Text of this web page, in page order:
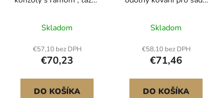
uhlíkovej ocele s
montážnym hardvérom,
súprava otočných konzol
pre nohy 101,6x101,6
mm a 101,6x152,4 mm
zelené 3ks
Skladom
€57,10 bez DPH
€70,23
DO KOŠÍKA
2 konzolami pro
houpačky ve tvaru A a 4
závěsy, robustní pro
hřiště, dvorek, park a
vybavení, montážní díly
pro venkovní použití,
kování je součástí
Skladom
€58,10 bez DPH
€71,46
DO KOŠÍKA